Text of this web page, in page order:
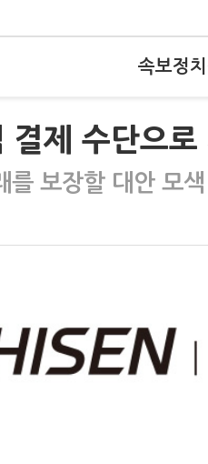
속보정치
결제 수단으
를 보장할 대안 모색